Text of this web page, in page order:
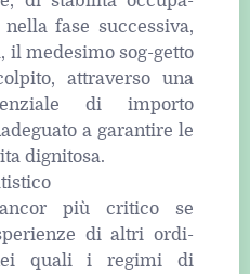
fase successiva,
il medesimo sog-getto
attraverso una
di importo
a garantire le
dignitosa.
più critico se
di altri ordi-
quali i regimi di